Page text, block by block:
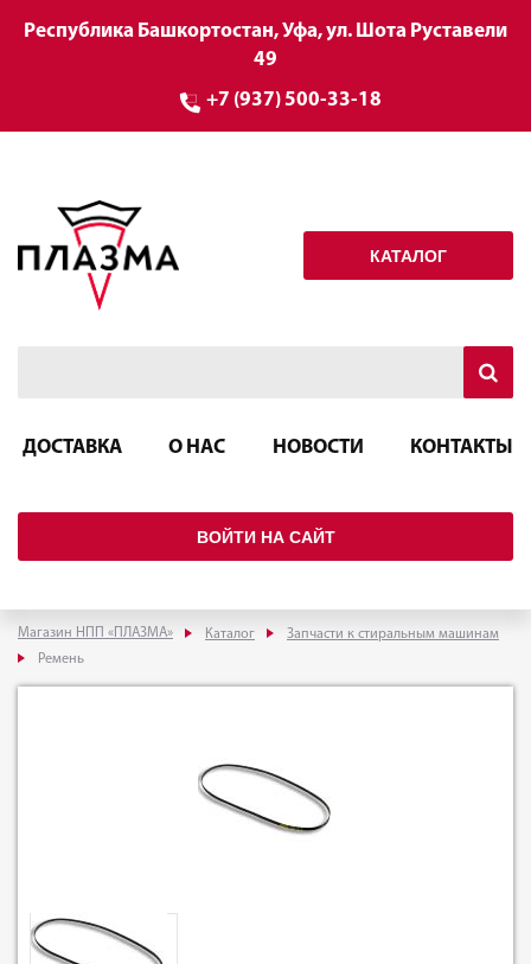
Республика Башкортостан, Уфа, ул. Шота Руставели
49
+7 (937) 500-33-18
КАТАЛОГ
ДОСТАВКА О НАС НОВОСТИ КОНТАКТЫ
ВОЙТИ НА САЙТ
Магазин НПП «ПЛАЗМА» Каталог
Запчасти к стиральным машинам
Ремень